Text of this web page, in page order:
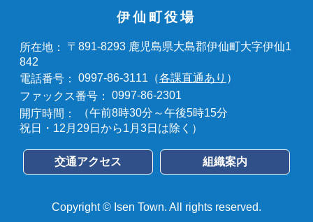
伊仙町役場
所在地：
〒891-8293 鹿児島県大島郡伊仙町大字伊仙1
842
電話番号：
0997-86-3111（各課直通あり ）
ファックス番号：
0997-86-2301
開庁時間：
（午前8時30分～午後5時15分
祝日・12月29日から1月3日は除く）
交通アクセス 組織案内
Copyright © Isen Town. All rights reserved.